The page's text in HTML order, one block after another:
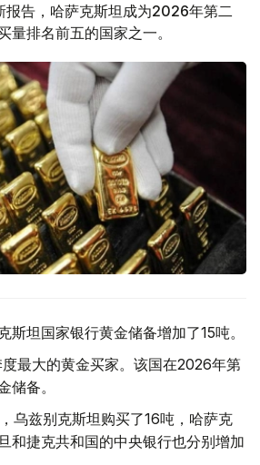
告，哈萨克斯坦成为2026年第二
量排名前五的国家之一。
斯坦国家银行黄金储备增加了15吨。
最大的黄金买家。该国在2026年第
储备。
乌兹别克斯坦购买了16吨，哈萨克
和捷克共和国的中央银行也分别增加